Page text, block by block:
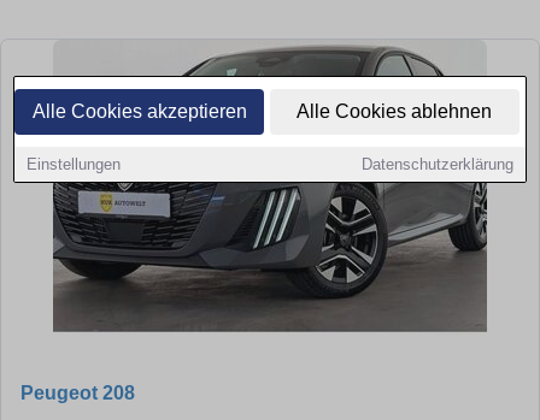
Alle Cookies akzeptieren Alle Cookies ablehnen
Einstellungen Datenschutzerklärung
Peugeot 208